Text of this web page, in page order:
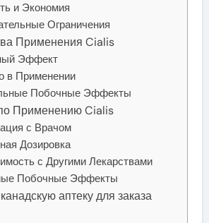
и Экономия
Ограничения
Применения Cialis
Эффект
в Применении
Побочные Эффекты
Применению Cialis
с Врачом
Дозировка
с Другими Лекарствами
Побочные Эффекты
аптеку для заказа